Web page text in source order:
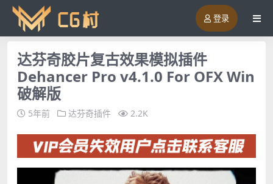
登录
达芬奇胶片复古效果模拟插件
Dehancer Pro v4.1.0 For OFX Win
破解版
5年前 达芬奇插件 2.2K